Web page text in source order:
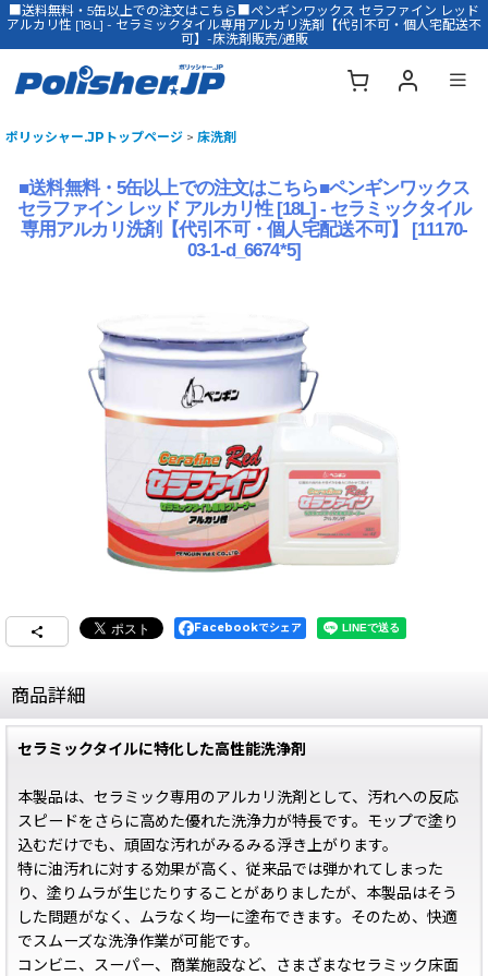
■送料無料・5缶以上での注文はこちら■ペンギンワックス セラファイン レッド
アルカリ性 [18L] - セラミックタイル専用アルカリ洗剤【代引不可・個人宅配送不
可】-床洗剤販売/通販
ポリッシャー.JPトップページ > 床洗剤
■送料無料・5缶以上での注文はこちら■ペンギンワックス
セラファイン レッド アルカリ性 [18L] - セラミックタイル
専用アルカリ洗剤【代引不可・個人宅配送不可】
[11170-
03-1-d_6674*5]
Facebookでシェア
商品詳細
セラミックタイルに特化した高性能洗浄剤
本製品は、セラミック専用のアルカリ洗剤として、汚れへの反応
スピードをさらに高めた優れた洗浄力が特長です。モップで塗り
込むだけでも、頑固な汚れがみるみる浮き上がります。
特に油汚れに対する効果が高く、従来品では弾かれてしまった
り、塗りムラが生じたりすることがありましたが、本製品はそう
した問題がなく、ムラなく均一に塗布できます。そのため、快適
でスムーズな洗浄作業が可能です。
コンビニ、スーパー、商業施設など、さまざまなセラミック床面